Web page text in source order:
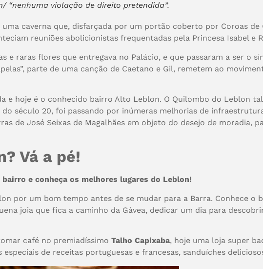
“nenhuma violação de direito pretendida”.
caverna que, disfarçada por um portão coberto por Coroas de
reuniões abolicionistas frequentadas pela Princesa Isabel e
e raras flores que entregava no Palácio, e que passaram a ser o
parte de uma canção de Caetano e Gil, remetem ao
e hoje é o conhecido bairro Alto Leblon. O Quilombo do Leblon
século 20, foi passando por inúmeras melhorias de
de José Seixas de Magalhães em objeto do desejo de moradia,
Vá a pé!
e conheça os melhores lugares do Leblon!
por um bom tempo antes de se mudar para a Barra. Conhece o
joia que fica a caminho da Gávea, dedicar um dia para
café no premiadíssimo Talho Capixaba, hoje uma loja super
especiais de receitas portuguesas e francesas, sanduíches